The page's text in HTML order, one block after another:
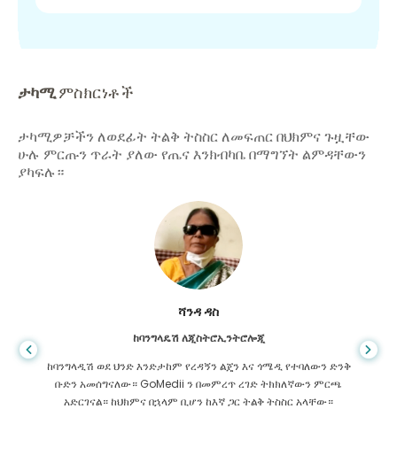
ታካሚምስክርነቶች
ታካሚዎቻችን ለወደፊት ትልቅ ትስስር ለመፍጠር በህክምና ጉዟቸው
ሁሉ ምርጡን ጥራት ያለው የጤና እንክብካቤ በማግኘት ልምዳቸውን
ያካፍሉ።
ሻንዳ ዳስ
ከባንግላዴሽ ለጂስትሮኢንትሮሎጂ
ከባንግላዲሽ ወደ ህንድ እንድታከም የረዳኝን ልጄን እና ጎሜዲ የተባለውን ድንቅ
ቡድን አመሰግናለው። GoMedii ን በመምረጥ ረገድ ትክክለኛውን ምርጫ
አድርገናል። ከህክምና በኋላም ቢሆን ከእኛ ጋር ትልቅ ትስስር አላቸው።